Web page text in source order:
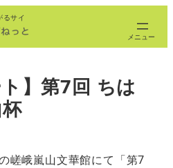
サイ
ト】第7回 ちは
嵯峨嵐山文華館にて「第7